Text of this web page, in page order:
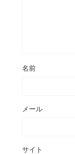
名前
メール
サイト